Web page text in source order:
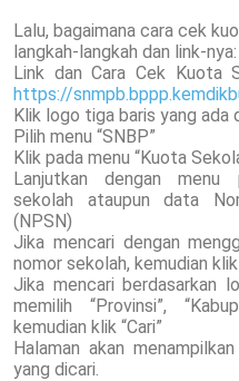
Lalu, bagaimana cara cek
langkah-langkah dan link-nya:
Link dan Cara Cek Kuota
https://
Klik logo tiga baris yang ada
Pilih menu “SNBP”
Klik pada menu “Kuota
Lanjutkan dengan menu
sekolah ataupun data
(NPSN)
Jika mencari dengan
nomor sekolah, kemudian klik
Jika mencari berdasarkan
memilih “Provinsi”,
kemudian klik “Cari”
Halaman akan
yang dicari.